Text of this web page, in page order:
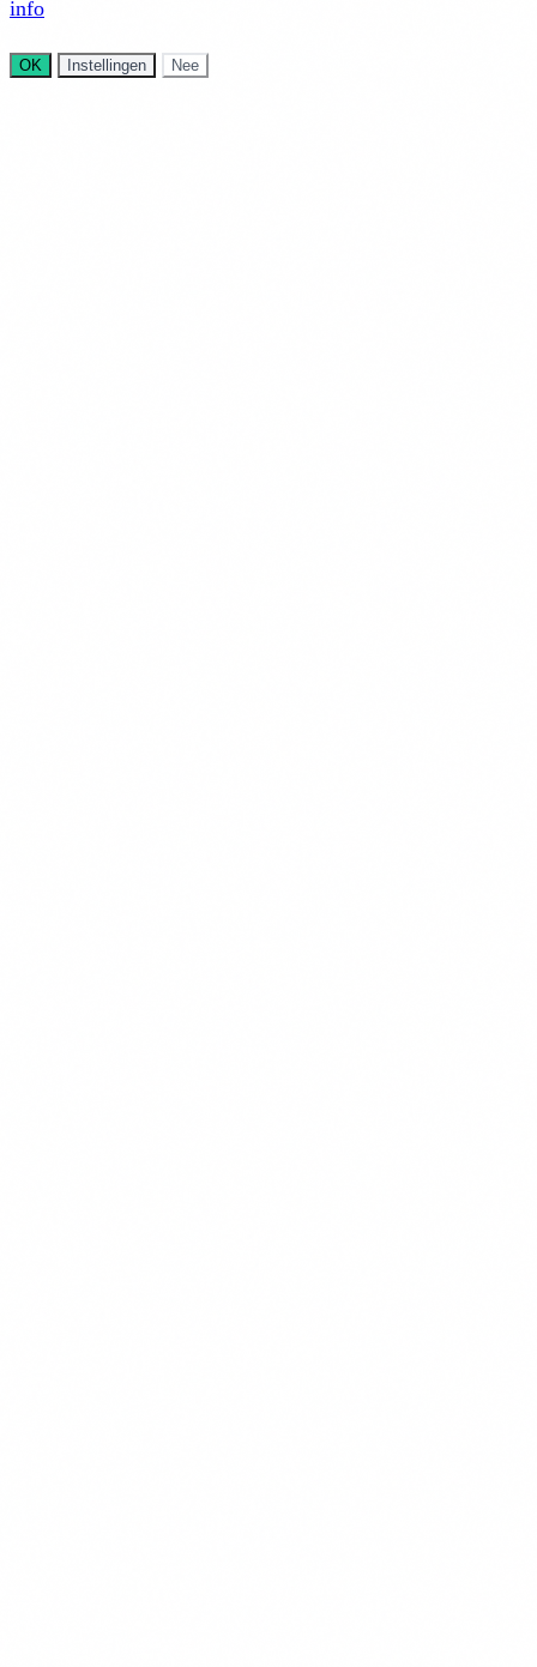
info
OK Instellingen Nee